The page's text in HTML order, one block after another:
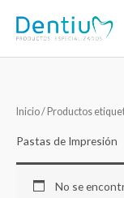
Inicio/ Productos
Pastas de Impresión
No se